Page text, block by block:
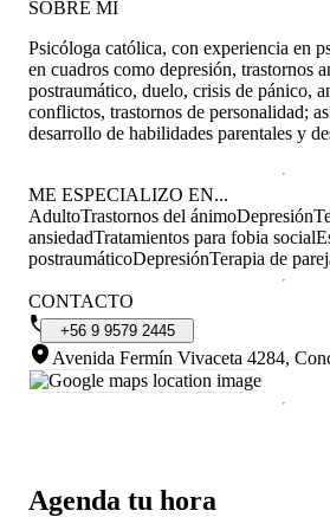
Agenda tu hora
SOBRE MÍ
Psicóloga católica, con experiencia en
en cuadros como depresión, trastornos
postraumático, duelo, crisis de pánico,
conflictos, trastornos de personalidad;
desarrollo de habilidades parentales y
ME ESPECIALIZO EN...
AdultoTrastornos del ánimoDepresión
ansiedadTratamientos para fobia social
postraumáticoDepresiónTerapia de
CONTACTO
+56 9 9579 2445
Avenida Fermín Vivaceta 4284,